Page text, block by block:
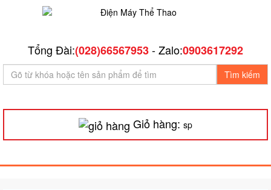
Tổng Đài:(028)66567953- Zalo:0903617292
Tìm kiếm
Giỏ hàng: sp